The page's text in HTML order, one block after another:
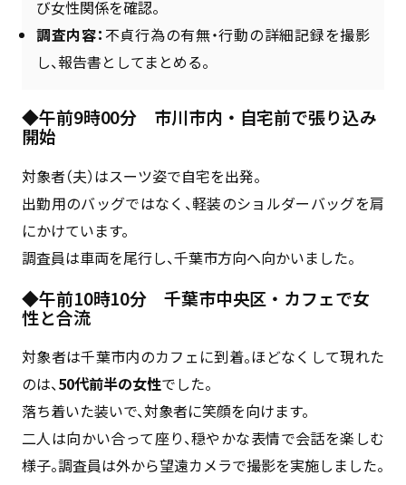
び女性関係を確認。
調査内容：不貞行為の有無・行動の詳細記録を撮影
し、報告書としてまとめる。
◆午前9時00分 市川市内・自宅前で張り込み
開始
対象者（夫）はスーツ姿で自宅を出発。
出勤用のバッグではなく、軽装のショルダーバッグを肩
にかけています。
調査員は車両を尾行し、千葉市方向へ向かいました。
◆午前10時10分 千葉市中央区・カフェで女
性と合流
対象者は千葉市内のカフェに到着。ほどなくして現れた
のは、50代前半の女性でした。
落ち着いた装いで、対象者に笑顔を向けます。
二人は向かい合って座り、穏やかな表情で会話を楽しむ
様子。調査員は外から望遠カメラで撮影を実施しました。